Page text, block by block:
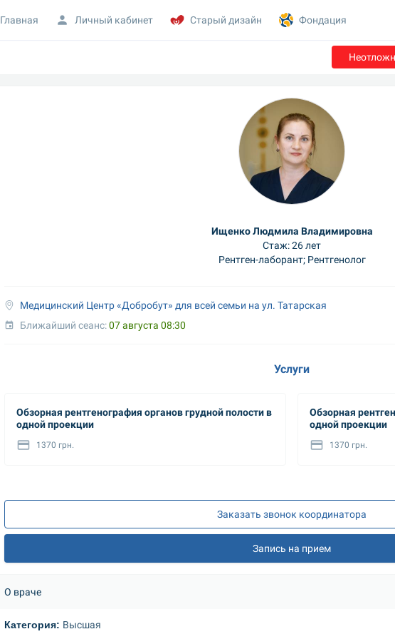
Ищенко Людмила Владимировна
Стаж: 26 лет
Рентген-лаборант; Рентгенолог
Медицинский Центр «Добробут» для всей семьи на ул. Татарская
Ближайший сеанс: 07 августа 08:30
Услуги
Обзорная рентгенография органов грудной полости в
одной проекции
1370 грн.
Обзорная
одной проекции
1370 грн.
Заказать звонок координатора
Запись на прием
О враче
Категория: Высшая
Главная Личный кабинет Старый дизайн Фондация